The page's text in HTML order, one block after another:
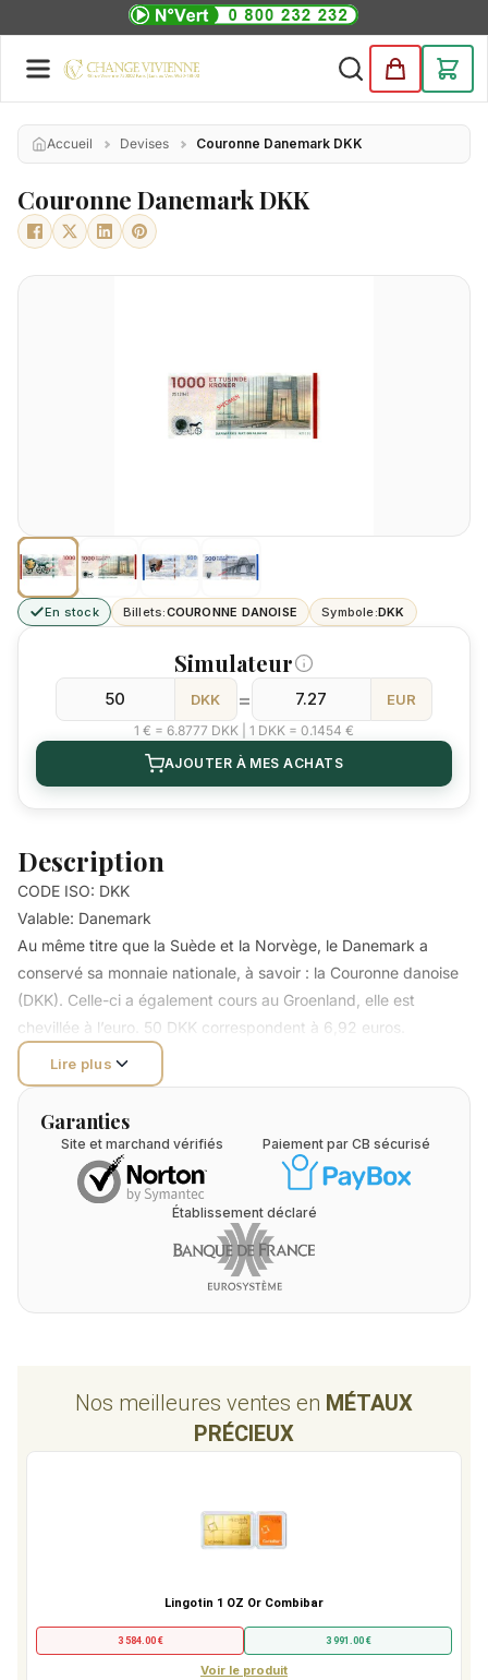
Accueil Devises Couronne Danemark DKK
Couronne Danemark DKK
En stock Billets:COURONNE DANOISE Symbole:DKK
Simulateur
DKK = EUR
1 € = 6.8777 DKK | 1 DKK = 0.1454 €
AJOUTER À MES ACHATS
Description
CODE ISO: DKK
Valable: Danemark
Au même titre que la Suède et la Norvège, le Danemark a
conservé sa monnaie nationale, à savoir : la Couronne danoise
(DKK). Celle-ci a également cours au Groenland, elle est
chevillée à l’euro. 50 DKK correspondent à 6,92 euros.
Lire plus
Garanties
Site et marchand vérifiés Paiement par CB sécurisé
Établissement déclaré
Nos meilleures ventes en MÉTAUX
PRÉCIEUX
Lingotin 1 OZ Or Combibar
3 584.00 € 3 991.00 €
Voir le produit